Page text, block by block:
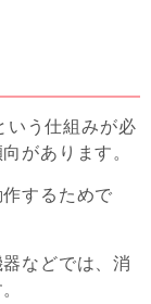
いう仕組みが必
があります。
するためで
などでは、消